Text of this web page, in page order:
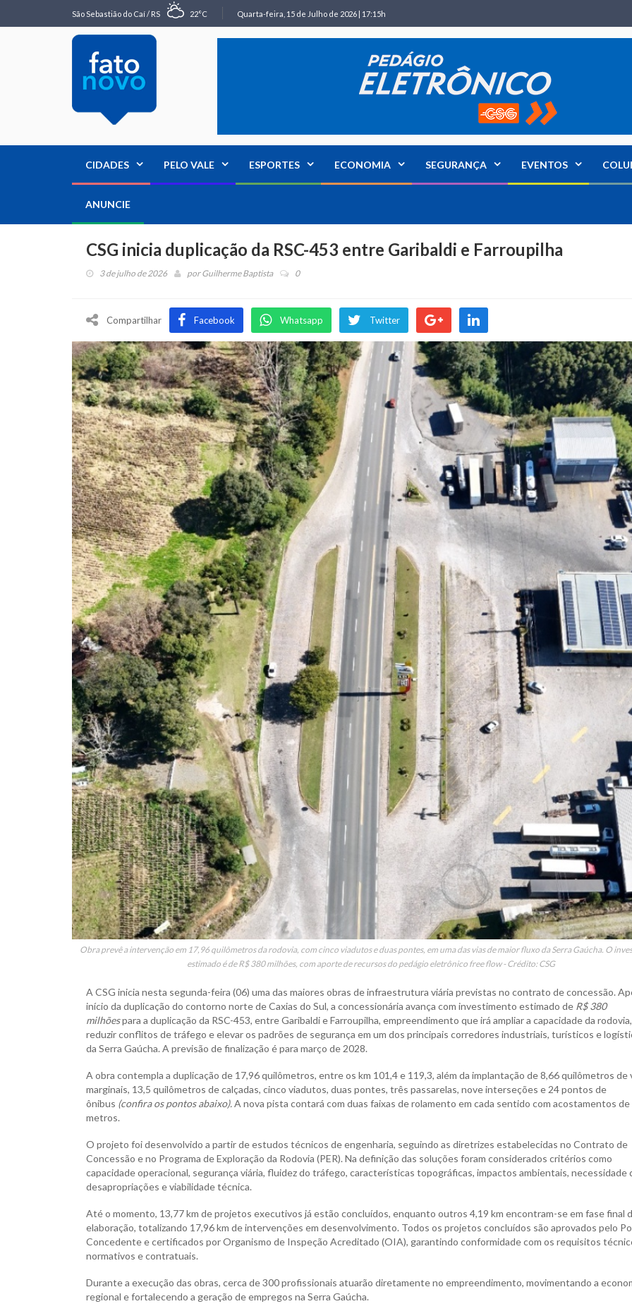
São Sebastião do Caí / RS 22°C Quarta-feira, 15 de Julho de 2026 | 17:15h
CIDADES PELO VALE ESPORTES ECONOMIA SEGURANÇA EVENTOS
ANUNCIE
CSG inicia duplicação da RSC-453 entre Garibaldi e Farroupilha
3 de julho de 2026 porGuilherme Baptista 0
Compartilhar Facebook Whatsapp Twitter
Obra prevê a intervenção em 17,96 quilômetros da rodovia, com cinco viadutos e duas pontes, em uma das vias de maior fluxo da Serra Gaúcha. O
estimado é de R$ 380 milhões, com aporte de recursos do pedágio eletrônico free flow - Crédito: CSG
A CSG inicia nesta segunda-feira (06) uma das maiores obras de infraestrutura viária previstas no contrato de concessão.
início da duplicação do contorno norte de Caxias do Sul, a concessionária avança com investimento estimado de R$ 380
milhõespara a duplicação da RSC-453, entre Garibaldi e Farroupilha, empreendimento que irá ampliar a capacidade da rodovia,
reduzir conflitos de tráfego e elevar os padrões de segurança em um dos principais corredores industriais, turísticos e
da Serra Gaúcha. A previsão de finalização é para março de 2028.
A obra contempla a duplicação de 17,96 quilômetros, entre os km 101,4 e 119,3, além da implantação de 8,66 quilômetros de
marginais, 13,5 quilômetros de calçadas, cinco viadutos, duas pontes, três passarelas, nove interseções e 24 pontos de
ônibus (confira os pontos abaixo).A nova pista contará com duas faixas de rolamento em cada sentido com acostamentos de
metros.
O projeto foi desenvolvido a partir de estudos técnicos de engenharia, seguindo as diretrizes estabelecidas no Contrato de
Concessão e no Programa de Exploração da Rodovia (PER). Na definição das soluções foram considerados critérios como
capacidade operacional, segurança viária, fluidez do tráfego, características topográficas, impactos ambientais, necessidade
desapropriações e viabilidade técnica.
Até o momento, 13,77 km de projetos executivos já estão concluídos, enquanto outros 4,19 km encontram-se em fase final
elaboração, totalizando 17,96 km de intervenções em desenvolvimento. Todos os projetos concluídos são aprovados pelo
Concedente e certificados por Organismo de Inspeção Acreditado (OIA), garantindo conformidade com os requisitos
normativos e contratuais.
Durante a execução das obras, cerca de 300profissionais atuarão diretamente no empreendimento, movimentando a
regional e fortalecendo a geração de empregos na Serra Gaúcha.